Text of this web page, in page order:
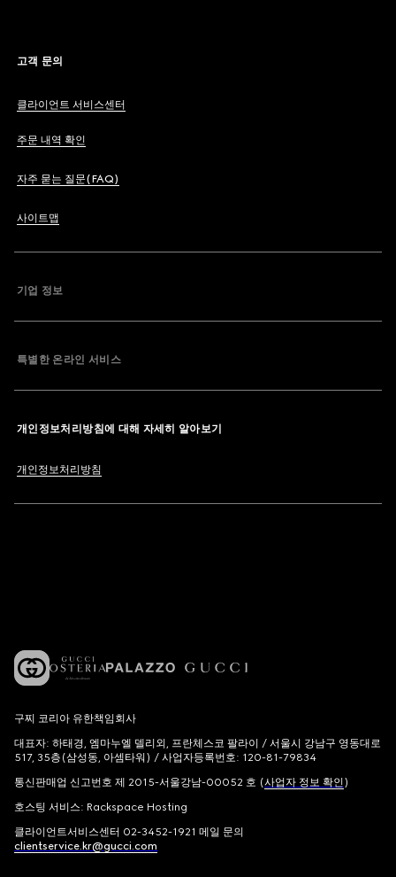
고객 문의
클라이언트 서비스센터
주문 내역 확인
자주 묻는 질문(FAQ)
사이트맵
기업 정보
특별한 온라인 서비스
개인정보처리방침에 대해 자세히 알아보기
개인정보처리방침
구찌 코리아 유한책임회사
대표자: 하태경, 엠마누엘 델리외, 프란체스코 팔라이 / 서울시 강남구 영동대로
517, 35층(삼성동, 아셈타워) / 사업자등록번호: 120-81-79834
통신판매업 신고번호 제 2015-서울강남-00052 호 (사업자 정보 확인)
호스팅 서비스: Rackspace Hosting
클라이언트서비스센터 02-3452-1921 메일 문의
clientservice.kr@gucci.com